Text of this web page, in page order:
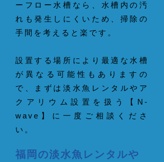
ーフロー水槽なら、水槽内の汚
れも発生しにくいため、掃除の
手間を考えると楽です。
設置する場所により最適な水槽
が異なる可能性もありますの
で、まずは淡水魚レンタルやア
クアリウム設置を扱う【N-
wave】に一度ご相談くださ
い。
福岡の淡水魚レンタルや